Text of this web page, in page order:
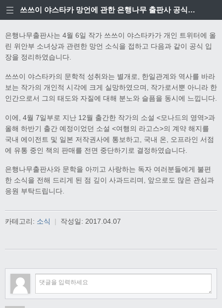
쓰쓰이 야스타카 망언에 관한 은행나무 출판사 공식입장
은행나무출판사는 4월 6일 작가 쓰쓰이 야스타카가 개인 트위터에 올
린 위안부 소녀상과 관련한 망언 소식을 접하고 다음과 같이 공식 입
장을 정리하였습니다.
쓰쓰이 야스타카의 문학적 성취와는 별개로, 한일관계와 역사를 바라
보는 작가의 개인적 시각에 크게 실망하였으며, 작가로서뿐 아니라 한
인간으로서 그의 태도와 자질에 대해 분노와 슬픔을 동시에 느낍니다.
이에, 4월 7일부로 지난 12월 출간한 작가의 소설 <모나드의 영역>과
올해 하반기 출간 예정이었던 소설 <여행의 라고스>의 계약 해지를
국내 에이전트 및 일본 저작권사에 통보하고, 국내 온, 오프라인 서점
에 유통 중인 책의 판매를 전면 중단하기로 결정하였습니다.
은행나무출판사와 문학을 아끼고 사랑하는 독자 여러분들에게 불편
한 소식을 전해 드리게 된 점 깊이 사과드리며, 앞으로도 많은 관심과
응원 부탁드립니다.
카테고리: 소식 | 작성일: 2017.04.07